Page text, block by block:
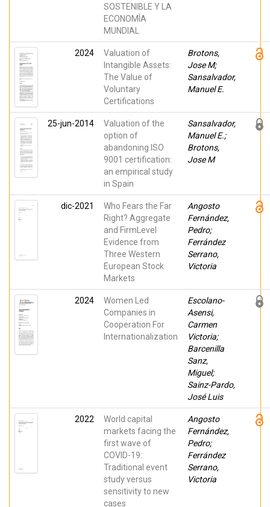
SOSTENIBLE Y LA
ECONOMÍA
MUNDIAL
2024
Valuation of
Intangible Assets:
The Value of
Voluntary
Certifications
Brotons,
Jose M;
Sansalvador,
Manuel E.
25-jun-2014
Valuation of the
option of
abandoning ISO
9001 certification:
an empirical study
in Spain
Sansalvador,
Manuel E.;
Brotons,
Jose M
dic-2021
Who Fears the Far
Right? Aggregate
and FirmLevel
Evidence from
Three Western
European Stock
Markets
Angosto
Fernández,
Pedro;
Ferrández
Serrano,
Victoria
2024
Women Led
Companies in
Cooperation For
Internationalization
Escolano-
Asensi,
Carmen
Victoria;
Barcenilla
Sanz,
Miguel;
Sainz-Pardo,
José Luis
2022
World capital
markets facing the
first wave of
COVID-19:
Traditional event
study versus
sensitivity to new
cases
Angosto
Fernández,
Pedro;
Ferrández
Serrano,
Victoria